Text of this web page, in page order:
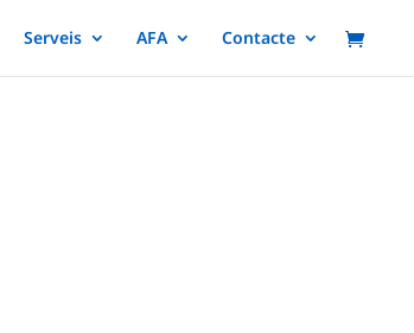
Serveis AFA Contacte